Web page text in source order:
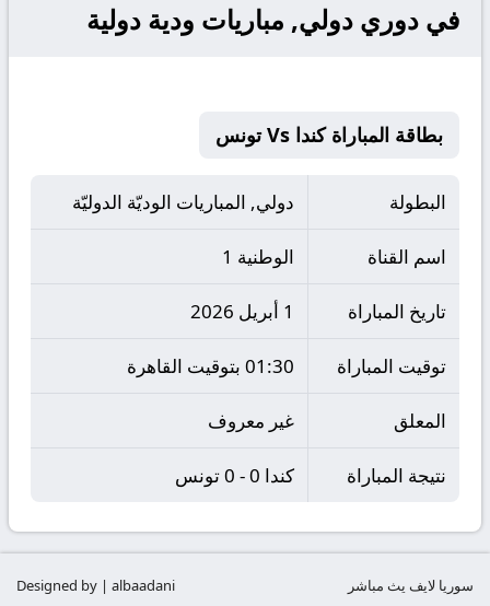
في دوري دولي, مباريات ودية دولية
بطاقة المباراة كندا Vs تونس
البطولة دولي, المباريات الوديّة الدوليّة
اسم القناة الوطنية 1
تاريخ المباراة 1 أبريل 2026
توقيت المباراة 01:30 بتوقيت القاهرة
المعلق غير معروف
نتيجة المباراة كندا 0 - 0 تونس
سوريا لايف يث مباشر Designed by | albaadani